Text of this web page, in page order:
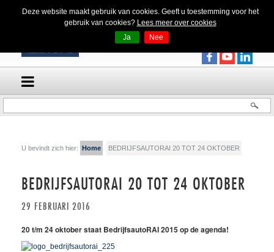
Deze website maakt gebruik van cookies. Geeft u toestemming voor het
gebruik van cookies? Lees meer over cookies
Ja
Nee
U bevindt zich hier: Home BEDRIJFSAUTORAI 20 TOT 24 OKTOBER
BEDRIJFSAUTORAI 20 TOT 24 OKTOBER
29 FEBRUARI 2016
20 t/m 24 oktober staat BedrijfsautoRAI 2015 op de agenda!